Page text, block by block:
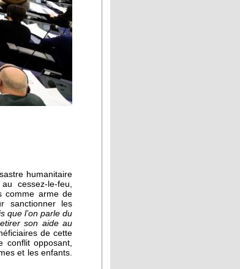
humanitaire
cessez-le-feu,
comme arme de
sanctionner les
que l’on parle du
son aide au
de cette
conflit opposant,
et les enfants.